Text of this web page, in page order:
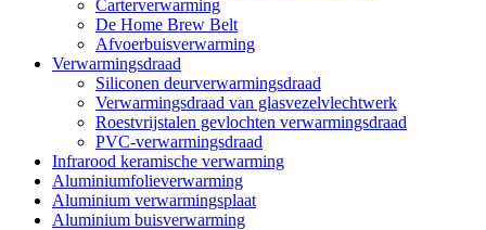
Carterverwarming
De Home Brew Belt
Afvoerbuisverwarming
Verwarmingsdraad
Siliconen deurverwarmingsdraad
Verwarmingsdraad van glasvezelvlechtwerk
Roestvrijstalen gevlochten verwarmingsdraad
PVC-verwarmingsdraad
Infrarood keramische verwarming
Aluminiumfolieverwarming
Aluminium verwarmingsplaat
Aluminium buisverwarming